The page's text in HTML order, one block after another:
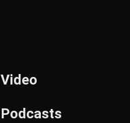
Video
Podcasts